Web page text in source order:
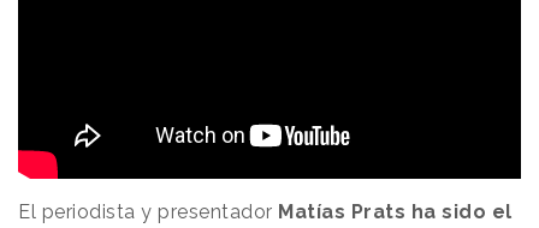
El periodista y presentador Matías Prats ha sido el